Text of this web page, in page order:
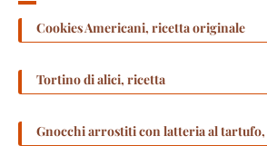
Cookies Americani, ricetta originale
Tortino di alici, ricetta
Gnocchi arrostiti con latteria al